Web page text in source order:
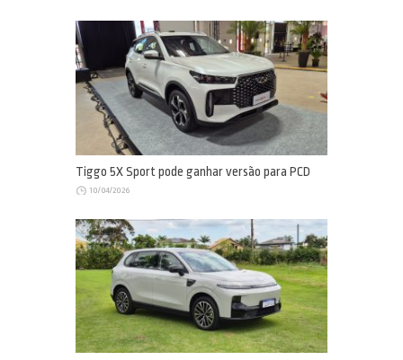
Tiggo 5X Sport pode ganhar versão para PCD
10/04/2026